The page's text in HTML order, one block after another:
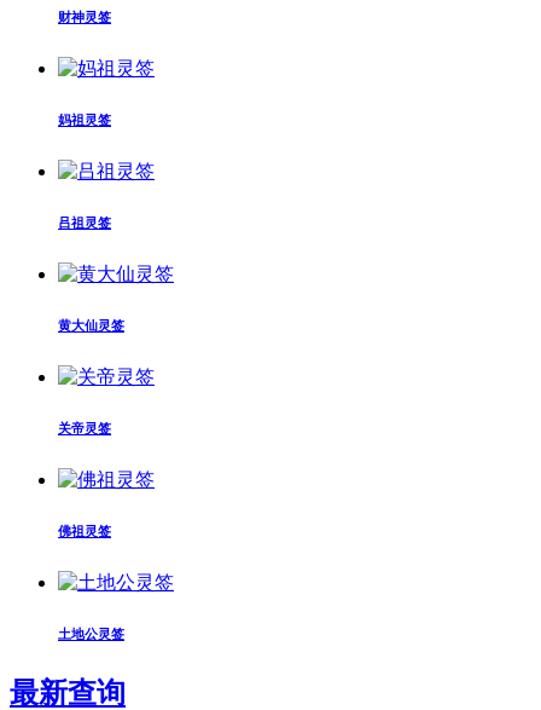
财神灵签
妈祖灵签
吕祖灵签
黄大仙灵签
关帝灵签
佛祖灵签
土地公灵签
最新查询